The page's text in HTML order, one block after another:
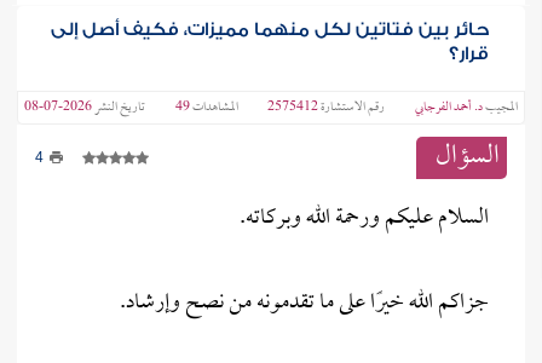
حائر بين فتاتين لكل منهما مميزات، فكيف أصل إلى
قرار؟
المجيبد. أحمد الفرجابي رقم الاستشارة2575412 المشاهدات49 تاريخ النشر2026-07-08
السؤال 4
السلام عليكم ورحمة الله وبركاته.
جزاكم الله خيرًا على ما تقدمونه من نصح وإرشاد.